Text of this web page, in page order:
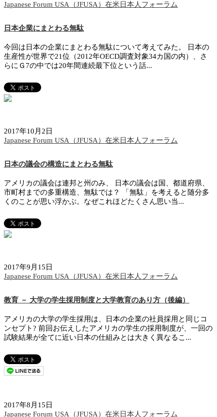
Japanese Forum USA（JFUSA）在米日本人フォーラム
日本企業にまとわる無駄
今回は日本の企業にまとわる無駄について考えてみた。 日本の
生産性が世界で21位（2012年OECD調査対象34カ国の内）、さ
らにＧ7の中では20年間連続最下位という話...
2017年10月2日
Japanese Forum USA（JFUSA）在米日本人フォーラム
日本の議会の構造にまとわる無駄
アメリカの議会は連邦と州のみ、 日本の議会は国、都道府県、
市町村までの多重構造、無駄では？ 「無駄」を考えると随分多
くのことが思い浮かぶ。なぜこれほどたくさん思い当...
2017年9月15日
Japanese Forum USA（JFUSA）在米日本人フォーラム
教育 － 大学の学生採用制度と大学教育のあり方（後編）
アメリカの大学の学生採用は、日本の企業の社員採用と同じコ
ンセプト? 前回お伝えしたアメリカの学生の採用制度が、一回の
試験結果が全てに近い日本の仕組みとは大きく異なるこ...
2017年8月15日
Japanese Forum USA（JFUSA）在米日本人フォーラム